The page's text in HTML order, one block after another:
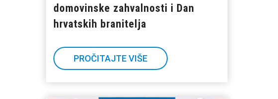
domovinske zahvalnosti i Dan
hrvatskih branitelja
PROČITAJTE VIŠE